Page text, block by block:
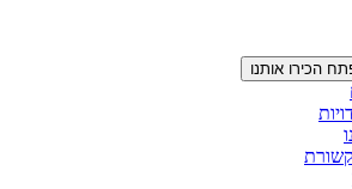
הכירו אותנו